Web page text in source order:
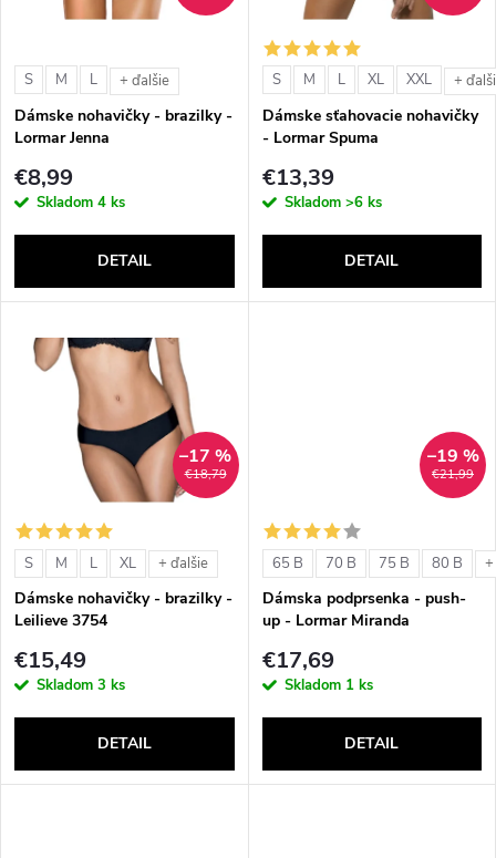
e
p
r
d
u
o
v
s
p
r
o
d
u
o
v
S M L + ďalšie
Dámske nohavičky - brazilky -
Lormar Jenna
€8,99
Skladom 4 ks
DETAIL
S M L XL XXL +
Dámske sťahovacie nohavičky
- Lormar Spuma
€13,39
Skladom >6 ks
DETAIL
€18,79
–17 %
S M L XL + ďalšie
Dámske nohavičky - brazilky -
Leilieve 3754
€15,49
Skladom 3 ks
DETAIL
€21,99
–19 %
65 B 70 B 75 B 80 B
Dámska podprsenka - push-
up - Lormar Miranda
€17,69
Skladom 1 ks
DETAIL